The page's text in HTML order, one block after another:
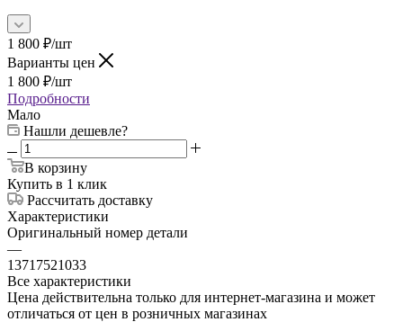
1 800 ₽/шт
Варианты цен
1 800 ₽/шт
Подробности
Мало
Нашли дешевле?
В корзину
Купить в 1 клик
Рассчитать доставку
Характеристики
Оригинальный номер детали
—
13717521033
Все характеристики
Цена действительна только для интернет-магазина и может
отличаться от цен в розничных магазинах